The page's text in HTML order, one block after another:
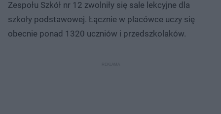
Zespołu Szkół nr 12 zwolniły się sale lekcyjne dla
szkoły podstawowej. Łącznie w placówce uczy się
obecnie ponad 1320 uczniów i przedszkolaków.